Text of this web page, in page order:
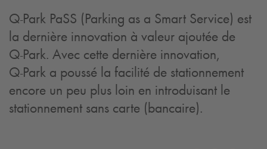
Q-Park PaSS (Parking as a Smart Service) est
la dernière innovation à valeur ajoutée de
Q-Park. Avec cette dernière innovation,
Q-Park a poussé la facilité de stationnement
encore un peu plus loin en introduisant le
stationnement sans carte (bancaire).